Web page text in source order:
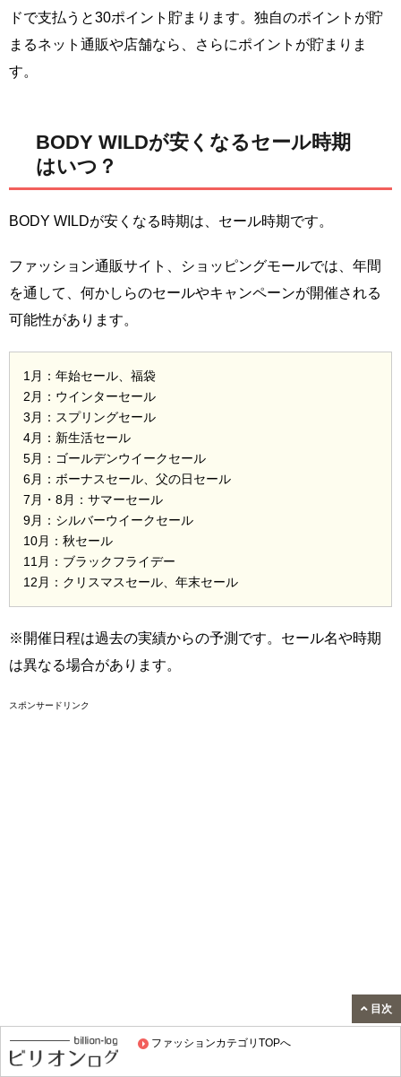
ファッションカテゴリTOPへ
ドで支払うと30ポイント貯まります。独自のポイントが貯
まるネット通販や店舗なら、さらにポイントが貯まりま
す。
BODY WILDが安くなるセール時期
はいつ？
BODY WILDが安くなる時期は、セール時期です。
ファッション通販サイト、ショッピングモールでは、年間
を通して、何かしらのセールやキャンペーンが開催される
可能性があります。
1月：年始セール、福袋
2月：ウインターセール
3月：スプリングセール
4月：新生活セール
5月：ゴールデンウイークセール
6月：ボーナスセール、父の日セール
7月・8月：サマーセール
9月：シルバーウイークセール
10月：秋セール
11月：ブラックフライデー
12月：クリスマスセール、年末セール
※開催日程は過去の実績からの予測です。セール名や時期
は異なる場合があります。
スポンサードリンク
目次